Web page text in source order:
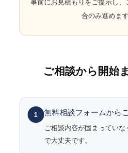
事前にお見積もりをご提示し
合のみ進めます
ご相談から開始
1 無料相談フォームから
ご相談内容が固まってい
で大丈夫です。